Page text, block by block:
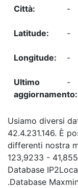
-
-
-
-
Usiamo diversi
42.4.231.146. È
differenti nostra
123,9233 -
Database
.Database